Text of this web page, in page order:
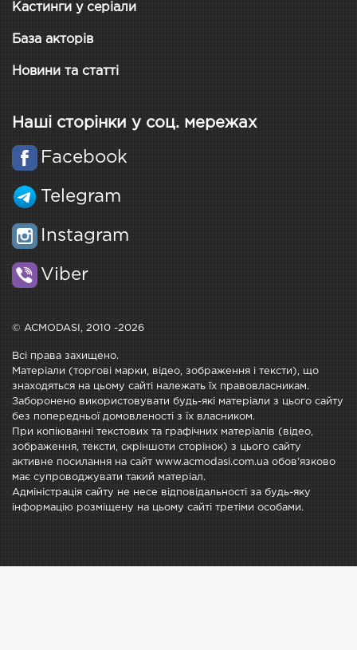
Кастинги у серіали
База акторів
Новини та статті
Наші сторінки у соц. мережах
Facebook
Telegram
Instagram
Viber
© ACMODASI, 2010 -2026
Всі права захищено.
Матеріали (торгові марки, відео, зображення і тексти), що
знаходяться на цьому сайті належать їх правовласникам.
Заборонено використовувати будь-які матеріали з цього сайту
без попередньої домовленості з їх власником.
При копіюванні текстових та графічних матеріалів (відео,
зображення, тексти, скріншоти сторінок) з цього сайту
активне посилання на сайт www.acmodasi.com.ua обов'язково
має супроводжувати такий матеріал.
Адміністрація сайту не несе відповідальності за будь-яку
інформацію розміщену на цьому сайті третіми особами.